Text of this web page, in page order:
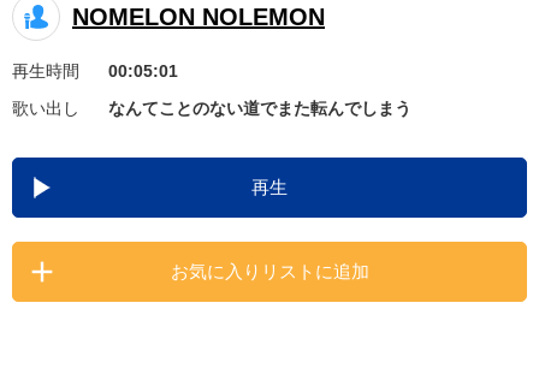
キャンペーン
お知らせ よくあるご質問
DAMの新曲・ランキングなど
カラオケ最新情報をチェック！
NOMELON NOLEMON
再生時間
00:05:01
歌い出し
なんてことのない道でまた転んでしまう
再生
お気に入りリストに追加